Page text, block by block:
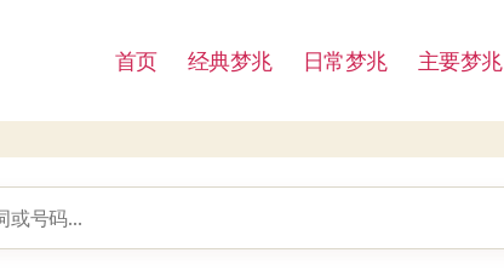
首页 经典梦兆 日常梦兆 主要梦兆